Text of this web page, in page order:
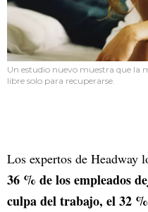
Un estudio nuevo muestra que la
libre solo para recuperarse.
Los expertos de Headway
36 % de los empleados
culpa del trabajo, el 32